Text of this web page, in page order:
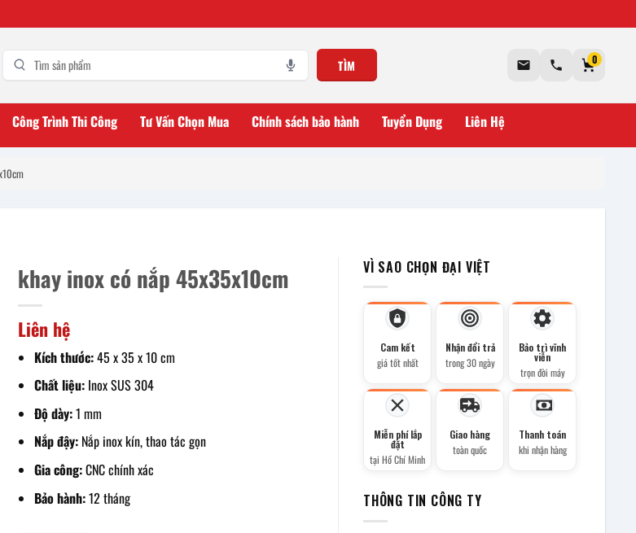
TÌM 0
Công Trình Thi Công Tư Vấn Chọn Mua Chính sách bảo hành Tuyển Dụng Liên Hệ
khay inox có nắp 45x35x10cm
Liên hệ
Kích thước:45 x 35 x 10 cm
Chất liệu: Inox SUS 304
Độ dày:1 mm
Nắp đậy: Nắp inox kín, thao tác gọn
Gia công:CNC chính xác
Bảo hành:12 tháng
VÌ SAO CHỌN ĐẠI VIỆT
Cam kết
giá tốt nhất
Nhận đổi trả
trong 30 ngày
Bảo trì vĩnh
viễn
trọn đời máy
Miễn phí lắp
đặt
tại Hồ Chí Minh
Giao hàng
toàn quốc
Thanh toán
khi nhận hàng
THÔNG TIN CÔNG TY